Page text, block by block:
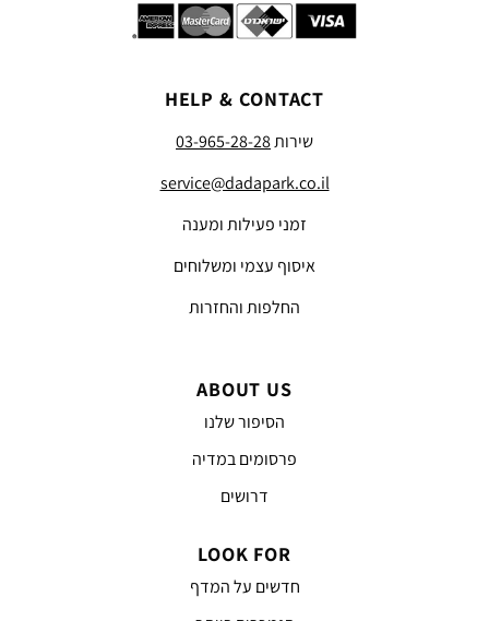
HELP & CONTACT
שירות03-965-28-28
service@dadapark.co.il
זמני פעילות ומענה
איסוף עצמי ומשלוחים
החלפות והחזרות
ABOUT US
הסיפור שלנו
פרסומים במדיה
דרושים
LOOK FOR
חדשים על המדף